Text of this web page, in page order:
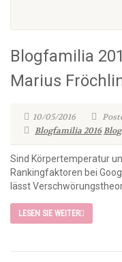
Blogfamilia
Marius
10/05/2016
Blogfamilia 2016
Sind Körpertemperatur
Rankingfaktoren bei
lässt
LESEN SIE WEITER